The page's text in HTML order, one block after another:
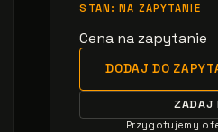
STAN: NA ZAPYTANIE
Cena na zapytanie
DODAJ DO
ZADAJ
Przygotujemy